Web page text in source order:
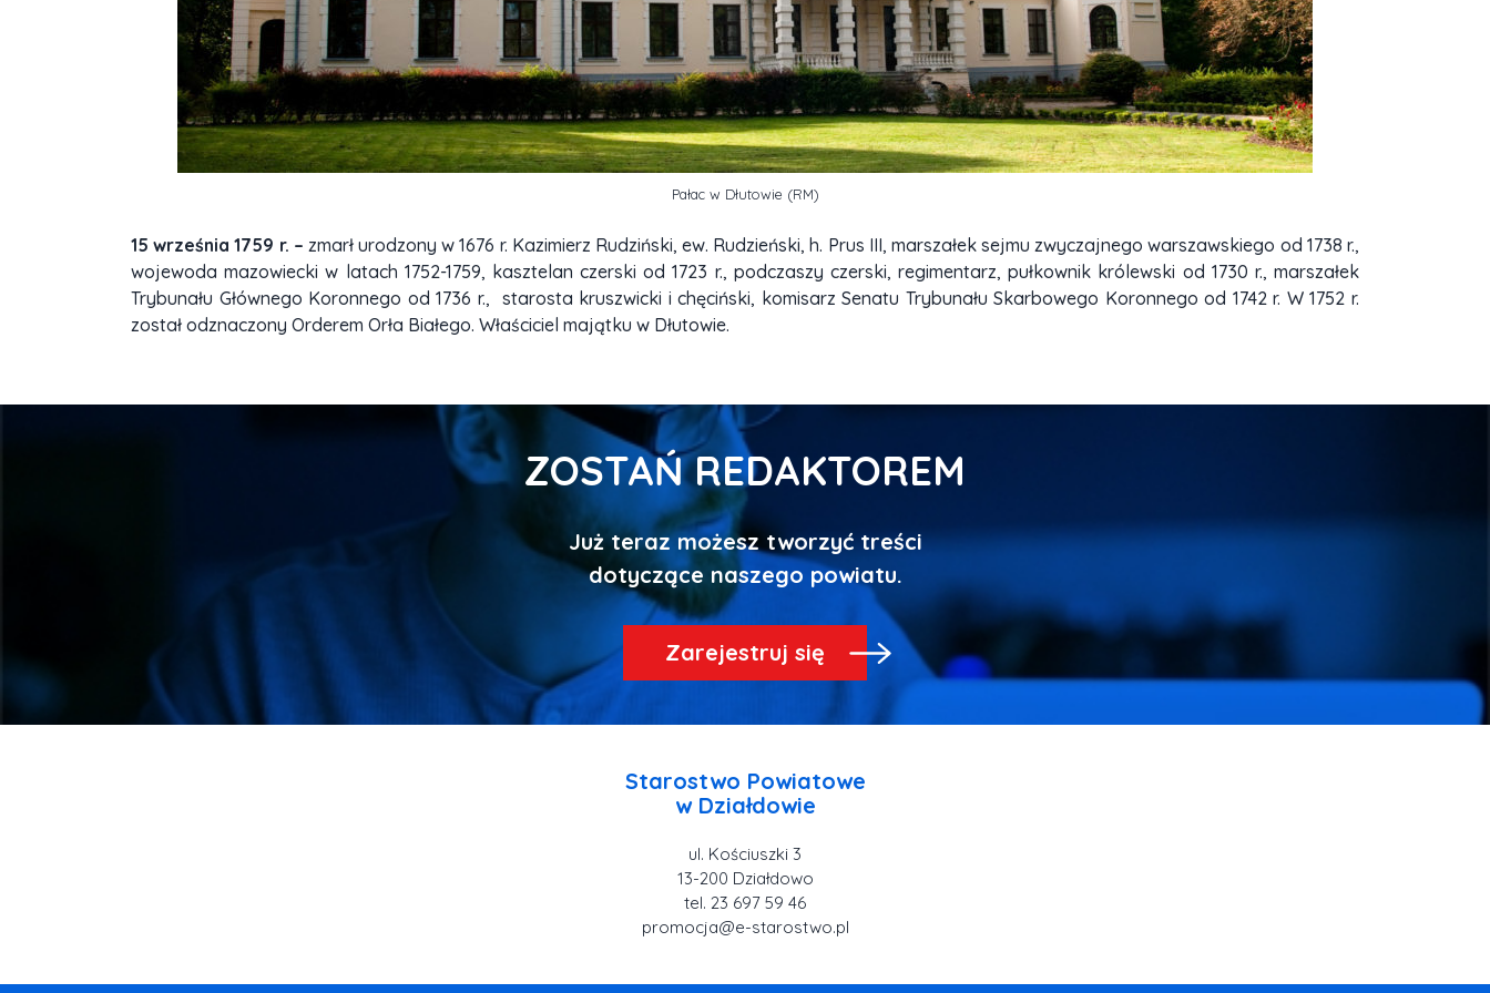
Pałac w Dłutowie (RM)
15 września 1759 r. – zmarł urodzony w 1676 r. Kazimierz Rudziński, ew. Rudzieński, h. Prus III, marszałek sejmu zwyczajnego warszawskiego od 1738 r.,
wojewoda mazowiecki w latach 1752-1759, kasztelan czerski od 1723 r., podczaszy czerski, regimentarz, pułkownik królewski od 1730 r., marszałek
Trybunału Głównego Koronnego od 1736 r., starosta kruszwicki i chęciński, komisarz Senatu Trybunału Skarbowego Koronnego od 1742 r. W 1752 r.
został odznaczony Orderem Orła Białego. Właściciel majątku w Dłutowie.
ZOSTAŃ REDAKTOREM
Już teraz możesz tworzyć treści
Zarejestruj się
Starostwo Powiatowe
ul. Kościuszki 3
tel. 23 697 59 46
promocja@e-starostwo.pl